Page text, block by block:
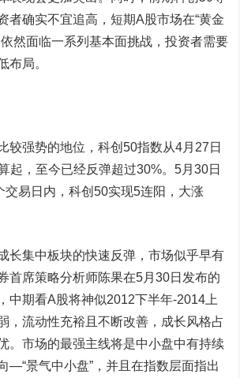
者确实不宜追高，短期A股市场在“黄金
然面临一系列基本面挑战，投资者需要
布局。
较强势的地位，科创50指数从4月27日
起，至今已经反弹超过30%。5月30日
交易日内，科创50实现5连阳，大涨
长集中板块的快速反弹，市场似乎早有
首席策略分析师陈果在5月30日发布的
中期看A股将神似2012下半年-2014上
，流动性充裕且不断改善，成长风格占
。市场的最强主线将是中小盘中有持续
—“景气中小盘”，并且在指数层面指出